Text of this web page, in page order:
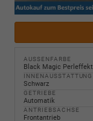
AUSSENFARBE
Black Magic Perleffekt
INNENAUSSTATTUNG
Schwarz
GETRIEBE
Automatik
ANTRIEBSACHSE
Frontantrieb